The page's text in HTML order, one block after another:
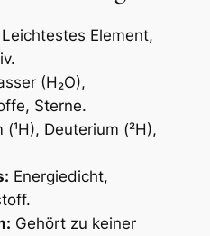
Leichtestes Element,
(H₂O),
Sterne.
(¹H), Deuterium (²H),
Energiedicht,
Gehört zu keiner